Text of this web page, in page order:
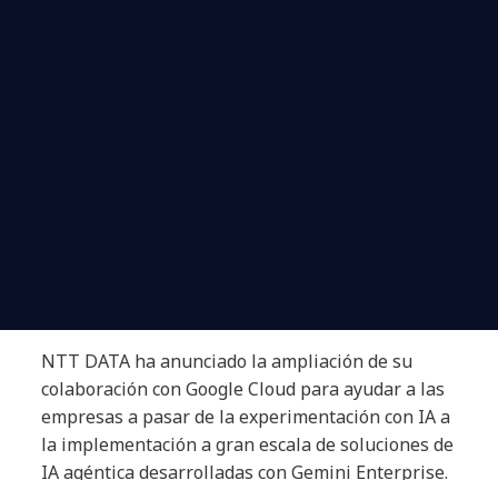
NTT DATA ha anunciado la ampliación de su
colaboración con Google Cloud para ayudar a las
empresas a pasar de la experimentación con IA a
la implementación a gran escala de soluciones de
IA agéntica desarrolladas con Gemini Enterprise.